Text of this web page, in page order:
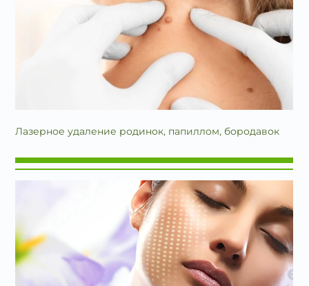
Лазерное удаление родинок, папиллом, бородавок